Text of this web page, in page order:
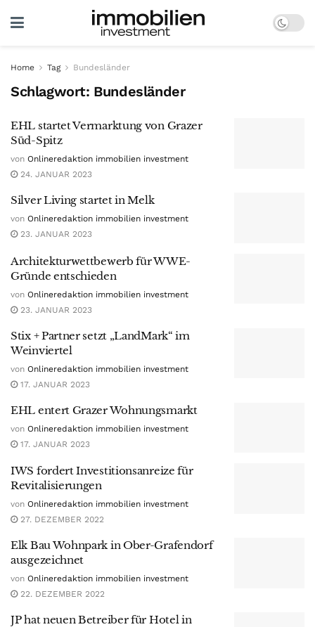
Home Tag Bundesländer
Schlagwort: Bundesländer
EHL startet Vermarktung von Grazer
Süd-Spitz
von Onlineredaktion immobilien investment
24. JANUAR 2023
Silver Living startet in Melk
von Onlineredaktion immobilien investment
23. JANUAR 2023
Architekturwettbewerb für WWE-
Gründe entschieden
von Onlineredaktion immobilien investment
23. JANUAR 2023
Stix + Partner setzt „LandMark“ im
Weinviertel
von Onlineredaktion immobilien investment
17. JANUAR 2023
EHL entert Grazer Wohnungsmarkt
von Onlineredaktion immobilien investment
17. JANUAR 2023
IWS fordert Investitionsanreize für
Revitalisierungen
von Onlineredaktion immobilien investment
27. DEZEMBER 2022
Elk Bau Wohnpark in Ober-Grafendorf
ausgezeichnet
von Onlineredaktion immobilien investment
22. DEZEMBER 2022
JP hat neuen Betreiber für Hotel in